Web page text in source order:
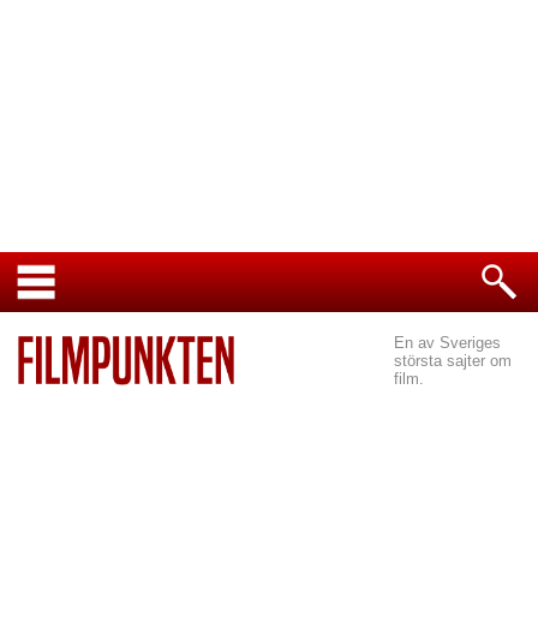
En av Sveriges
största sajter om
film.